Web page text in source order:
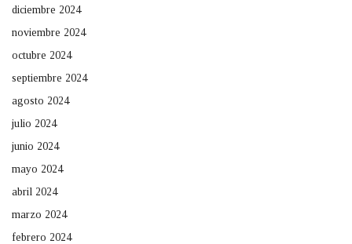
diciembre 2024
noviembre 2024
octubre 2024
septiembre 2024
agosto 2024
julio 2024
junio 2024
mayo 2024
abril 2024
marzo 2024
febrero 2024